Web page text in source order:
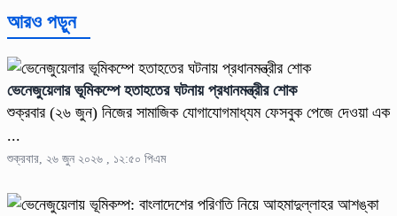
আরও পড়ুন
ভেনেজুয়েলার ভূমিকম্পে হতাহতের ঘটনায় প্রধানমন্ত্রীর শোক
শুক্রবার (২৬ জুন) নিজের সামাজিক যোগাযোগমাধ্যম ফেসবুক পেজে দেওয়া এক
...
শুক্রবার, ২৬ জুন ২০২৬ , ১২:৫০ পিএম